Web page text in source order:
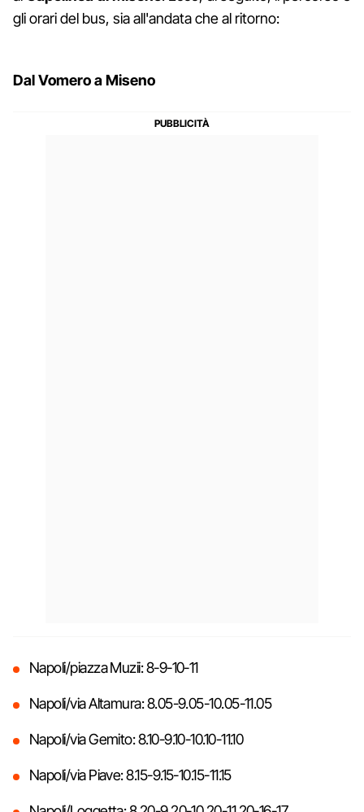
gli orari del bus, sia all'andata che al ritorno:
Dal Vomero a Miseno
Napoli/piazza Muzii: 8-9-10-11
Napoli/via Altamura: 8.05-9.05-10.05-11.05
Napoli/via Gemito: 8.10-9.10-10.10-11.10
Napoli/via Piave: 8.15-9.15-10.15-11.15